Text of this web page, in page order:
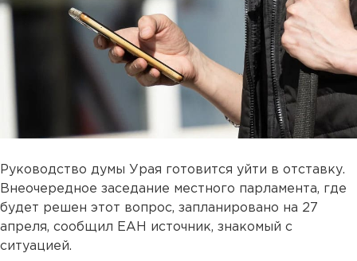
Руководство думы Урая готовится уйти в отставку.
Внеочередное заседание местного парламента, где
будет решен этот вопрос, запланировано на 27
апреля, сообщил ЕАН источник, знакомый с
ситуацией.